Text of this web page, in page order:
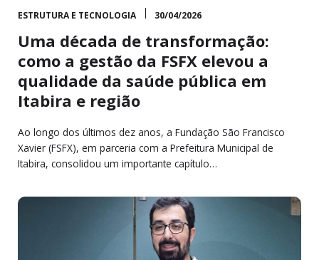
ESTRUTURA E TECNOLOGIA 30/04/2026
Uma década de transformação:
como a gestão da FSFX elevou a
qualidade da saúde pública em
Itabira e região
Ao longo dos últimos dez anos, a Fundação São Francisco
Xavier (FSFX), em parceria com a Prefeitura Municipal de
Itabira, consolidou um importante capítulo…